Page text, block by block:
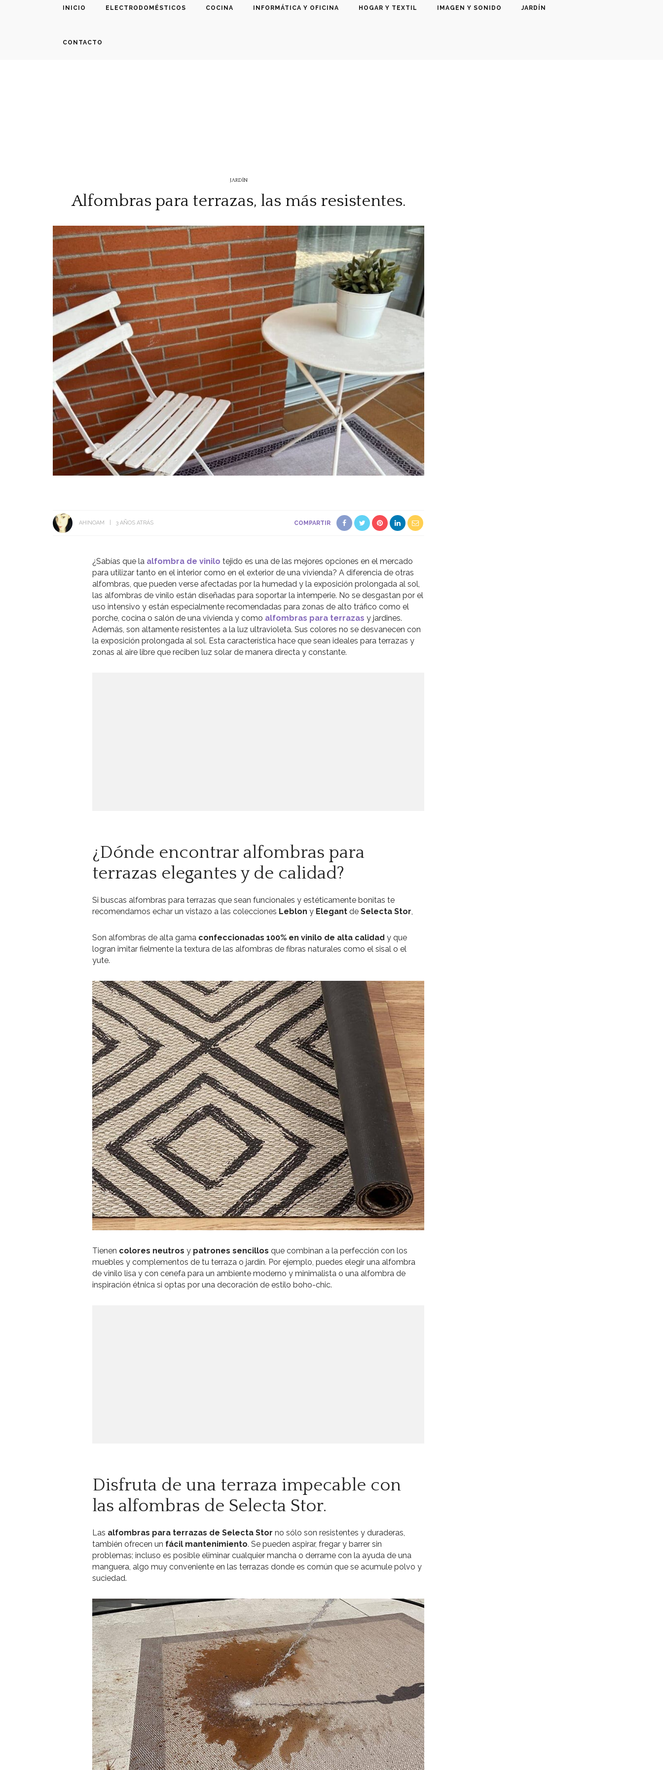
INICIO ELECTRODOMÉSTICOS COCINA INFORMÁTICA Y OFICINA HOGAR Y TEXTIL IMAGEN Y SONIDO JARDÍN
CONTACTO
JARDÍN
Alfombras para terrazas, las más resistentes.
AHINOAM 3 AÑOS ATRÁS COMPARTIR
¿Sabías que la alfombra de vinilo tejido es una de las mejores opciones en el mercado
para utilizar tanto en el interior como en el exterior de una vivienda? A diferencia de otras
alfombras, que pueden verse afectadas por la humedad y la exposición prolongada al sol,
las alfombras de vinilo están diseñadas para soportar la intemperie. No se desgastan por el
uso intensivo y están especialmente recomendadas para zonas de alto tráfico como el
porche, cocina o salón de una vivienda y como alfombras para terrazas y jardines.
Además, son altamente resistentes a la luz ultravioleta. Sus colores no se desvanecen con
la exposición prolongada al sol. Esta característica hace que sean ideales para terrazas y
zonas al aire libre que reciben luz solar de manera directa y constante.
¿Dónde encontrar alfombras para
terrazas elegantes y de calidad?
Si buscas alfombras para terrazas que sean funcionales y estéticamente bonitas te
recomendamos echar un vistazo a las colecciones Leblon y Elegant de Selecta Stor
Son alfombras de alta gama confeccionadas 100% en vinilo de alta calidad y que
logran imitar fielmente la textura de las alfombras de fibras naturales como el sisal o el
yute.
Tienen colores neutros y patrones sencillos que combinan a la perfección con los
muebles y complementos de tu terraza o jardín. Por ejemplo, puedes elegir una alfombra
de vinilo lisa y con cenefa para un ambiente moderno y minimalista o una alfombra de
inspiración étnica si optas por una decoración de estilo boho-chic.
Disfruta de una terraza impecable con
las alfombras de Selecta Stor.
Las alfombras para terrazas de Selecta Stor no sólo son resistentes y duraderas,
también ofrecen un fácil mantenimiento. Se pueden aspirar, fregar y barrer sin
problemas; incluso es posible eliminar cualquier mancha o derrame con la ayuda de una
manguera, algo muy conveniente en las terrazas donde es común que se acumule polvo y
suciedad.